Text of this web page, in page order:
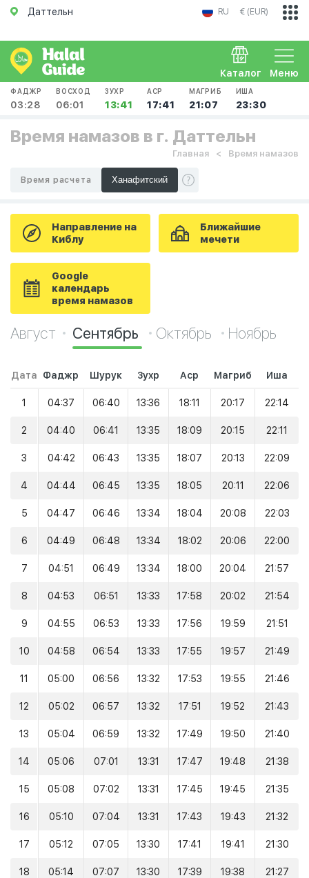
Даттельн RU € (EUR)
Меню
Каталог
ФАДЖР
03:28
ВОСХОД
06:01
ЗУХР
13:41
АСР
17:41
МАГРИБ
21:07
ИША
23:30
Время намазов в г. Даттельн
Главная Время намазов
Время расчета
Направление на
Киблу
Ближайшие
мечети
Google
календарь
время намазов
Август Сентябрь Октябрь Ноябрь
Дата Фаджр Шурук Зухр Аср Магриб Иша
1 04:37 06:40 13:36 18:11 20:17 22:14
2 04:40 06:41 13:35 18:09 20:15 22:11
3 04:42 06:43 13:35 18:07 20:13 22:09
4 04:44 06:45 13:35 18:05 20:11 22:06
5 04:47 06:46 13:34 18:04 20:08 22:03
6 04:49 06:48 13:34 18:02 20:06 22:00
7 04:51 06:49 13:34 18:00 20:04 21:57
8 04:53 06:51 13:33 17:58 20:02 21:54
9 04:55 06:53 13:33 17:56 19:59 21:51
10 04:58 06:54 13:33 17:55 19:57 21:49
11 05:00 06:56 13:32 17:53 19:55 21:46
12 05:02 06:57 13:32 17:51 19:52 21:43
13 05:04 06:59 13:32 17:49 19:50 21:40
14 05:06 07:01 13:31 17:47 19:48 21:38
15 05:08 07:02 13:31 17:45 19:45 21:35
16 05:10 07:04 13:31 17:43 19:43 21:32
17 05:12 07:05 13:30 17:41 19:41 21:30
18 05:14 07:07 13:30 17:39 19:38 21:27